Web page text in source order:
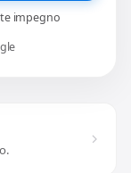
impegno